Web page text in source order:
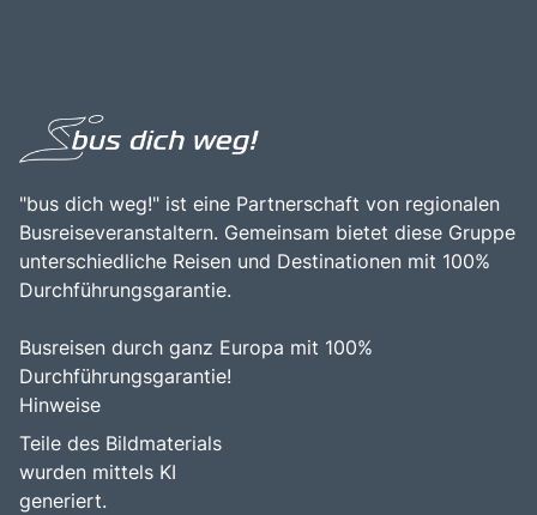
"bus dich weg!" ist eine Partnerschaft von regionalen
Busreiseveranstaltern. Gemeinsam bietet diese Gruppe
unterschiedliche Reisen und Destinationen mit 100%
Durchführungsgarantie.
Busreisen durch ganz Europa mit 100%
Durchführungsgarantie!
Hinweise
Teile des Bildmaterials
wurden mittels KI
generiert.